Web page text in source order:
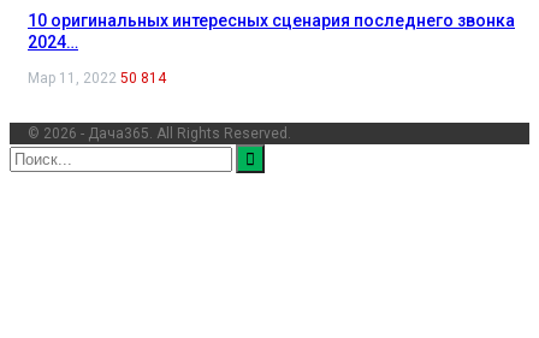
10 оригинальных интересных сценария последнего звонка
2024…
Мар 11, 2022 50 814
© 2026 - Дача365. All Rights Reserved.